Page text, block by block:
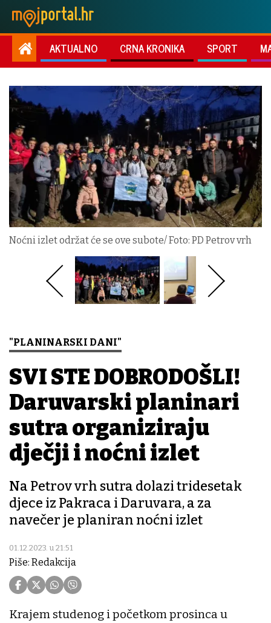
AKTUALNO CRNA KRONIKA SPORT
Noćni izlet održat će se ove subote/ Foto: PD Petrov vrh
"PLANINARSKI DANI"
SVI STE DOBRODOŠLI!
Daruvarski planinari
sutra organiziraju
dječji i noćni izlet
Na Petrov vrh sutra dolazi tridesetak
djece iz Pakraca i Daruvara, a za
navečer je planiran noćni izlet
01.12.2023. u 21:51
Piše: Redakcija
Krajem studenog i početkom prosinca u